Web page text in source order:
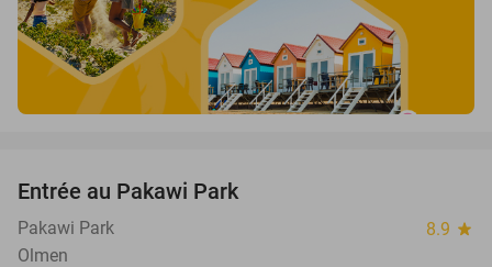
Entrée au Pakawi Park
Pakawi Park 8.9 star
Olmen